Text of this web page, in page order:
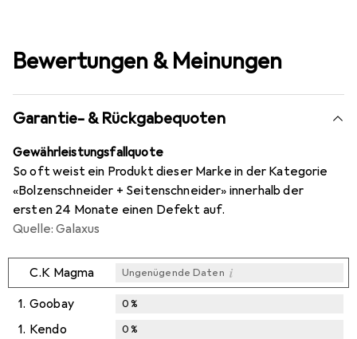
Bewertungen & Meinungen
Garantie- & Rückgabequoten
Gewährleistungsfallquote
So oft weist ein Produkt dieser Marke in der Kategorie
«Bolzenschneider + Seitenschneider» innerhalb der
ersten 24 Monate einen Defekt auf.
Quelle: Galaxus
C.K Magma Ungenügende Daten i
1. Goobay 0%
1. Kendo 0%